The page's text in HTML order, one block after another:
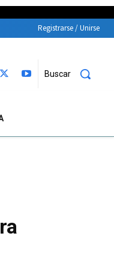
Registrarse / Unirse
Buscar